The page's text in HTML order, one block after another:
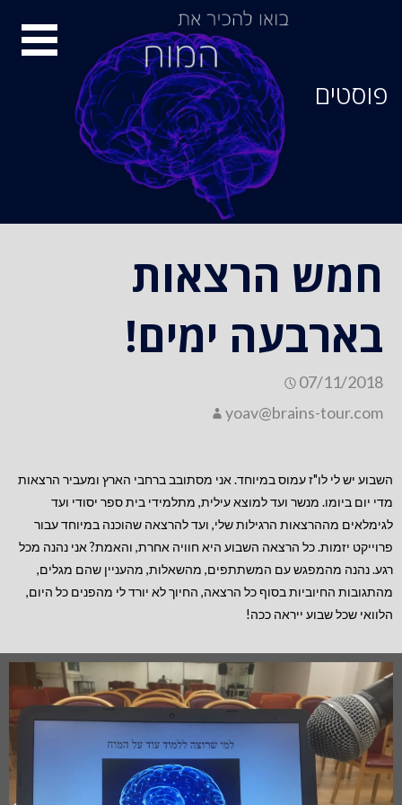
פוסטים
חמש הרצאות
בארבעה ימים!
07/11/2018
yoav@brains-tour.com
השבוע יש לי לו"ז עמוס במיוחד. אני מסתובב ברחבי הארץ ומעביר הרצאות
מדי יום ביומו. מנשר ועד למוצא עילית, מתלמידי בית ספר יסודי ועד
לגימלאים מההרצאות הרגילות שלי, ועד להרצאה שהוכנה במיוחד עבור
פרוייקט יזמות. כל הרצאה השבוע היא חוויה אחרת, והאמת? אני נהנה מכל
רגע. נהנה מהמפגש עם המשתתפים, מהשאלות, מהעניין שהם מגלים,
מהתגובות החיוביות בסוף כל הרצאה, החיוך לא יורד לי מהפנים כל היום,
הלוואי שכל שבוע ייראה ככה!